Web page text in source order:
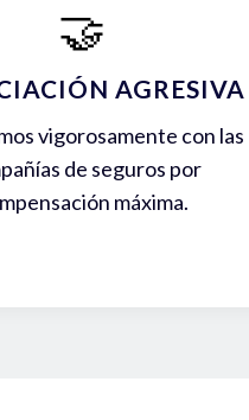
🤝
AGRESIVA
vigorosamente con las
de seguros por
máxima.